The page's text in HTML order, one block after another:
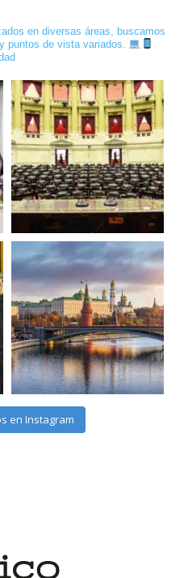
en diversas áreas, buscamos
puntos de vista variados.
en Instagram